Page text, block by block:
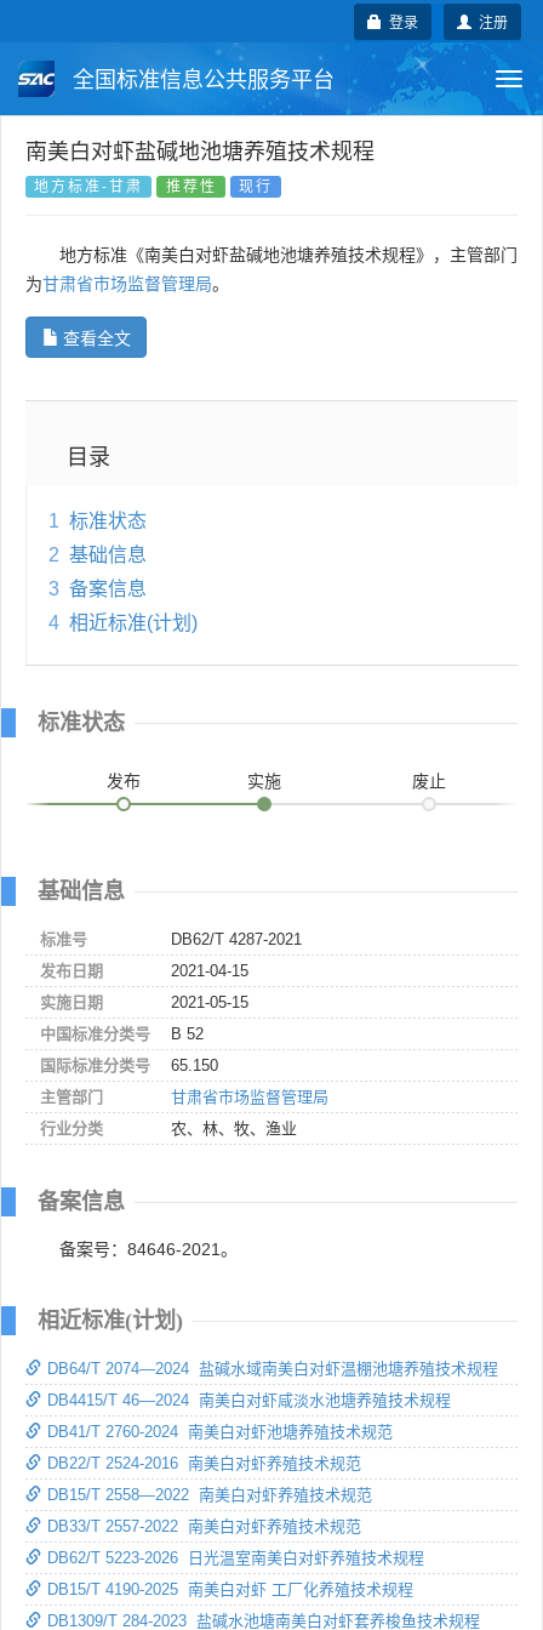
注册
登录
全国标准信息公共服务平台
国家标准 行业标准
国外标准 技术委员会
南美白对虾盐碱地池塘养殖技术规程
地方标准-甘肃 推荐性 现行
地方标准《南美白对虾盐碱地池塘养殖技术规程》，主管部门
为甘肃省市场监督管理局。
查看全文
目录
1 标准状态
2 基础信息
3 备案信息
4 相近标准(计划)
标准状态
发布 实施 废止
基础信息
标准号
DB62/T 4287-2021
发布日期
2021-04-15
实施日期
2021-05-15
中国标准分类号
B 52
国际标准分类号
65.150
主管部门
甘肃省市场监督管理局
行业分类
农、林、牧、渔业
备案信息
备案号：84646-2021。
相近标准(计划)
DB64/T 2074—2024 盐碱水域南美白对虾温棚池塘养殖技术规程
DB4415/T 46—2024 南美白对虾咸淡水池塘养殖技术规程
DB41/T 2760-2024 南美白对虾池塘养殖技术规范
DB22/T 2524-2016 南美白对虾养殖技术规范
DB15/T 2558—2022 南美白对虾养殖技术规范
DB33/T 2557-2022 南美白对虾养殖技术规范
DB62/T 5223-2026 日光温室南美白对虾养殖技术规程
DB15/T 4190-2025 南美白对虾 工厂化养殖技术规程
DB1309/T 284-2023 盐碱水池塘南美白对虾套养梭鱼技术规程